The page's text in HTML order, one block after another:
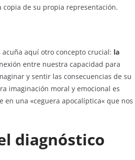
de su propia representación.
aquí otro concepto crucial: la
entre nuestra capacidad para
y sentir las consecuencias de su
imaginación moral y emocional es
una «ceguera apocalíptica« que nos
diagnóstico